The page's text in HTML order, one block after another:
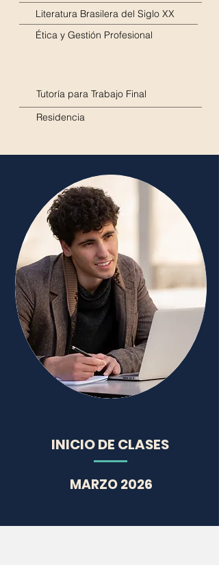
Literatura Brasilera del Siglo XX
Ética y Gestión Profesional
Tutoría para Trabajo Final
Residencia
INICIO DE CLASES
MARZO 2026